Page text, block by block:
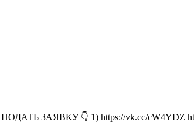
ЗАЯВКУ 👇 1) https://vk.cc/cW4YDZ